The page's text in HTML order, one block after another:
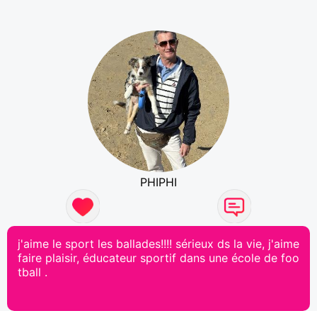
PHIPHI
j'aime le sport les ballades!!!! sérieux ds la vie, j'aime
faire plaisir, éducateur sportif dans une école de foo
tball .